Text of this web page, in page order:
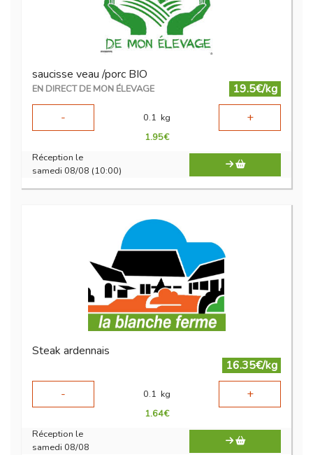
saucisse veau /porc BIO
EN DIRECT DE MON ÉLEVAGE
19.5€/kg
-
0.1 kg +
1.95€
Réception le
samedi 08/08 (10:00)
Steak ardennais
16.35€/kg
-
0.1 kg +
1.64€
Réception le
samedi 08/08